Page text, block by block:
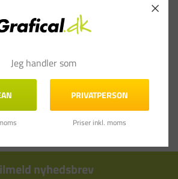
nyhedsbrev
Jeg handler som
PRIVATPERSON
Priser inkl. moms